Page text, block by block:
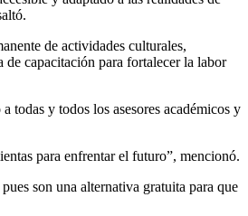
de actividades culturales,
de capacitación para fortalecer la labor
todas y todos los asesores académicos y
para enfrentar el futuro”, mencionó.
son una alternativa gratuita para que